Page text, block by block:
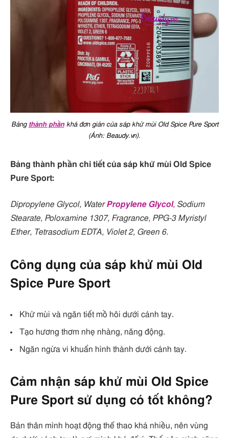
Bảng thành phầnkhá đơn giản của sáp khử mùi Old Spice Pure Sport
(Ảnh: Beaudy.vn).
Bảng thành phần chi tiết của sáp khử mùi Old Spice
Pure Sport:
Dipropylene Glycol, WaterPropylene Glycol, Sodium
Stearate, Poloxamine 1307, Fragrance, PPG-3 Myristyl
Ether, Tetrasodium EDTA, Violet 2, Green 6.
Công dụng của sáp khử mùi Old
Spice Pure Sport
Khử mùi và ngăn tiết mồ hôi dưới cánh tay.
Tạo hương thơm nhẹ nhàng, năng động.
Ngăn ngừa vi khuẩn hình thành dưới cánh tay.
Cảm nhận sáp khử mùi Old Spice
Pure Sport sử dụng có tốt không?
Bản thân mình hoạt động thể thao khá nhiều, nên vùng